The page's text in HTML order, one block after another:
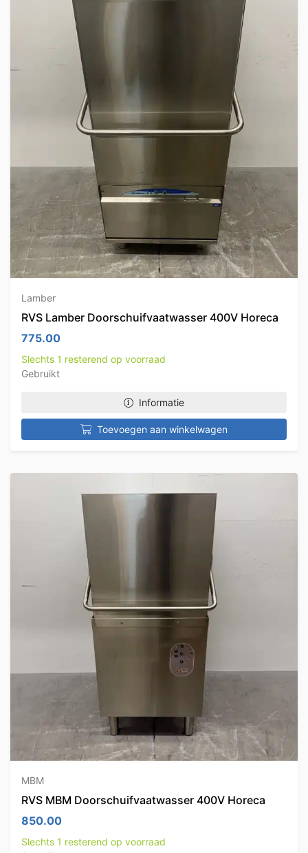
Lamber
RVS Lamber Doorschuifvaatwasser 400V Horeca
775.00
Slechts 1 resterend op voorraad
Gebruikt
Informatie
Toevoegen aan winkelwagen
MBM
RVS MBM Doorschuifvaatwasser 400V Horeca
850.00
Slechts 1 resterend op voorraad